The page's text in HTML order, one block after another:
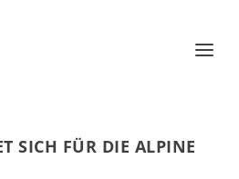
SICH FÜR DIE ALPINE